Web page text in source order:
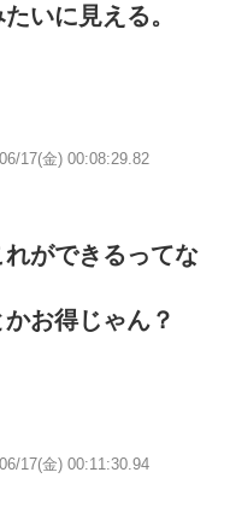
いに見える。
17(金) 00:08:29.82
ができるってな
お得じゃん？
17(金) 00:11:30.94